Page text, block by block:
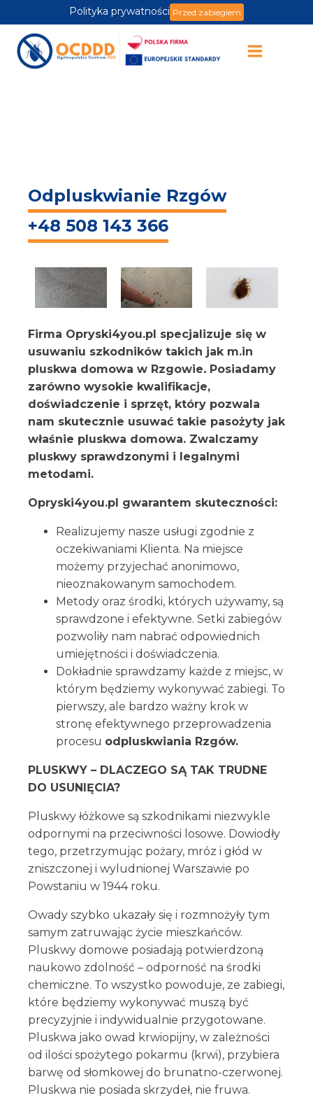
Polityka prywatności Przed zabiegiem
Odpluskwianie Rzgów
+48 508 143 366
Firma Opryski4you.pl specjalizuje się w
usuwaniu szkodników takich jak m.in
pluskwa domowa w Rzgowie. Posiadamy
zarówno wysokie kwalifikacje,
doświadczenie i sprzęt, który pozwala
nam skutecznie usuwać takie pasożyty jak
właśnie pluskwa domowa. Zwalczamy
pluskwy sprawdzonymi i legalnymi
metodami.
Opryski4you.pl gwarantem skuteczności:
Realizujemy nasze usługi zgodnie z
oczekiwaniami Klienta. Na miejsce
możemy przyjechać anonimowo,
nieoznakowanym samochodem.
Metody oraz środki, których używamy, są
sprawdzone i efektywne. Setki zabiegów
pozwoliły nam nabrać odpowiednich
umiejętności i doświadczenia.
Dokładnie sprawdzamy każde z miejsc, w
którym będziemy wykonywać zabiegi. To
pierwszy, ale bardzo ważny krok w
stronę efektywnego przeprowadzenia
procesu odpluskwiania Rzgów.
PLUSKWY – DLACZEGO SĄ TAK TRUDNE
DO USUNIĘCIA?
Pluskwy łóżkowe są szkodnikami niezwykle
odpornymi na przeciwności losowe. Dowiodły
tego, przetrzymując pożary, mróz i głód w
zniszczonej i wyludnionej Warszawie po
Powstaniu w 1944 roku.
Owady szybko ukazały się i rozmnożyły tym
samym zatruwając życie mieszkańców.
Pluskwy domowe posiadają potwierdzoną
naukowo zdolność – odporność na środki
chemiczne. To wszystko powoduje, ze zabiegi,
które będziemy wykonywać muszą być
precyzyjnie i indywidualnie przygotowane.
Pluskwa jako owad krwiopijny, w zależności
od ilości spożytego pokarmu (krwi), przybiera
barwę od słomkowej do brunatno-czerwonej.
Pluskwa nie posiada skrzydeł, nie fruwa.